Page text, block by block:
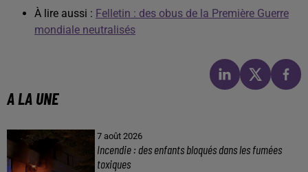
À lire aussi : Felletin : des obus de la Première Guerre
mondiale neutralisés
A LA UNE
7 août 2026
Incendie : des enfants bloqués dans les fumées
toxiques